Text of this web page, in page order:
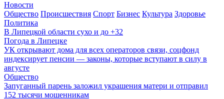
Новости
Общество Происшествия Спорт Бизнес Культура Здоровье
Политика
В Липецкой области сухо и до +32
Погода в Липецке
УК открывают дома для всех операторов связи, соцфонд
индексирует пенсии — законы, которые вступают в силу в
августе
Общество
Запуганный парень заложил украшения матери и отправил
152 тысячи мошенникам